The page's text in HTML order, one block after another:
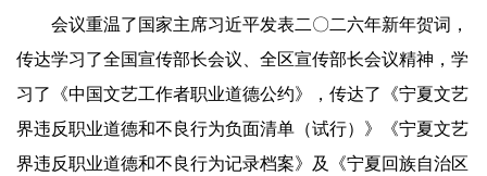
会议重温了国家主席习近平发表二〇二六年新年贺词，
传达学习了全国宣传部长会议、全区宣传部长会议精神，学
习了《中国文艺工作者职业道德公约》，传达了《宁夏文艺
界违反职业道德和不良行为负面清单（试行）》《宁夏文艺
界违反职业道德和不良行为记录档案》及《宁夏回族自治区